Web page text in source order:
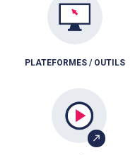
PLATEFORMES / OUTILS